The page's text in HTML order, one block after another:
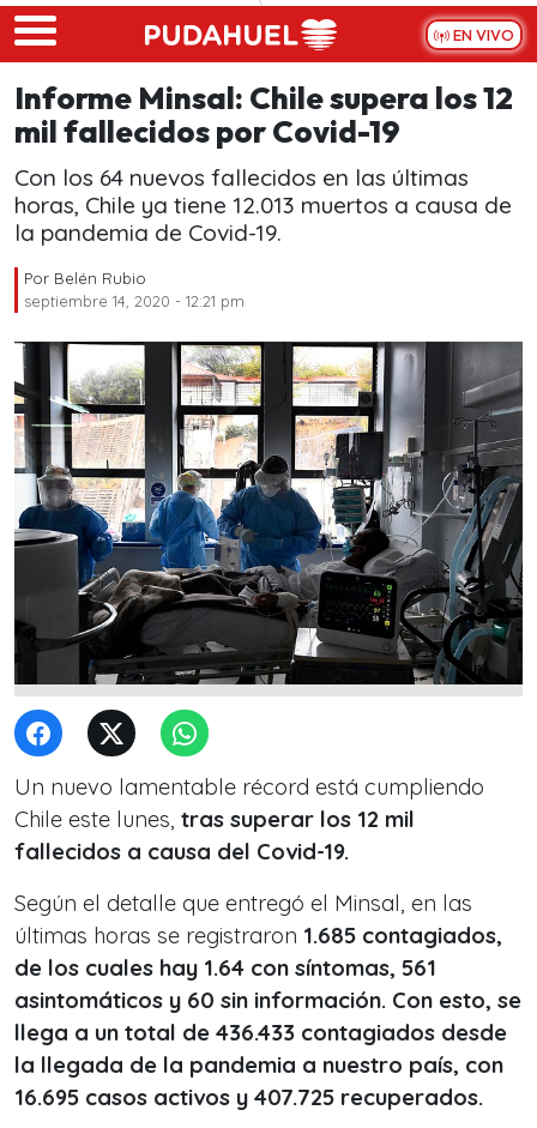
Skip to main content
EN VIVO
Informe Minsal: Chile supera los 12
mil fallecidos por Covid-19
Con los 64 nuevos fallecidos en las últimas
horas, Chile ya tiene 12.013 muertos a causa de
la pandemia de Covid-19.
Por Belén Rubio
septiembre 14, 2020 - 12:21 pm
Un nuevo lamentable récord está cumpliendo
Chile este lunes, tras superar los 12 mil
fallecidos a causa del Covid-19.
Según el detalle que entregó el Minsal, en las
últimas horas se registraron 1.685 contagiados,
de los cuales hay 1.64 con síntomas, 561
asintomáticos y 60 sin información. Con esto, se
llega a un total de 436.433 contagiados desde
la llegada de la pandemia a nuestro país, con
16.695 casos activos y 407.725 recuperados.